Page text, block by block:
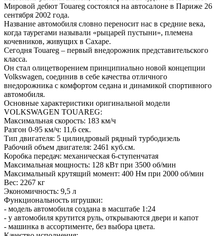
Мировой дебют Touareg состоялся на автосалоне в Париже 26
сентября 2002 года.
Название автомобиля словно переносит нас в средние века,
когда таурегами называли «рыцарей пустыни», племена
кочевников, живущих в Сахаре.
Cегодня Touareg – первый внедорожник представительского
класса.
Он стал олицетворением принципиально новой концепции
Volkswagen, соединив в себе качества отличного
внедорожника с комфортом седана и динамикой спортивного
автомобиля.
Основные характеристики оригинальной модели
VOLKSWAGEN TOUAREG:
Максимальная скорость: 183 км/ч
Разгон 0-95 км/ч: 11,6 сек.
Тип двигателя: 5 цилиндровый рядный турбодизель
Рабочий объем двигателя: 2461 куб.см.
Коробка передач: механическая 6-ступенчатая
Максимальная мощность: 128 кВт при 3500 об/мин
Максимальный крутящий момент: 400 Нм при 2000 об/мин
Вес: 2267 кг
Экономичность: 9,5 л
Функциональность игрушки:
- модель автомобиля создана в масштабе 1:24
- у автомобиля крутится руль, открываются двери и капот
- машинка в ассортименте, без выбора цвета.